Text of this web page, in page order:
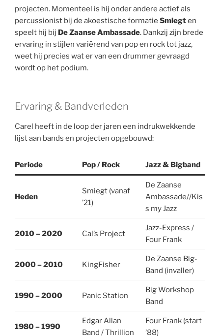
projecten. Momenteel is hij onder andere actief als
percussionist bij de akoestische formatie Smiegten
speelt hij bij De Zaanse Ambassade. Dankzij zijn brede
ervaring in stijlen variërend van pop en rock tot jazz,
weet hij precies wat er van een drummer gevraagd
wordt op het podium.
Ervaring & Bandverleden
Carel heeft in de loop der jaren een indrukwekkende
lijst aan bands en projecten opgebouwd:
Periode Pop / Rock Jazz & Bigband
Heden
Smiegt (vanaf
’21)
De Zaanse
Ambassade//Kis
s my Jazz
2010 – 2020 Cal’s Project
Jazz-Express /
Four Frank
2000 – 2010 KingFisher
De Zaanse Big-
Band (invaller)
1990 – 2000 Panic Station
Big Workshop
Band
1980 – 1990
Edgar Allan
Band / Thrillion
Four Frank (start
’88)